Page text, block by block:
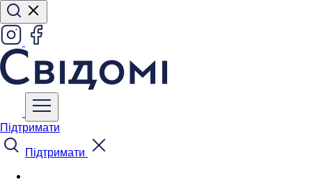
Підтримати
Підтримати